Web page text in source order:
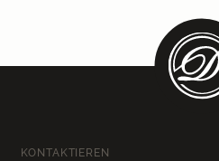
KONTAKTIEREN